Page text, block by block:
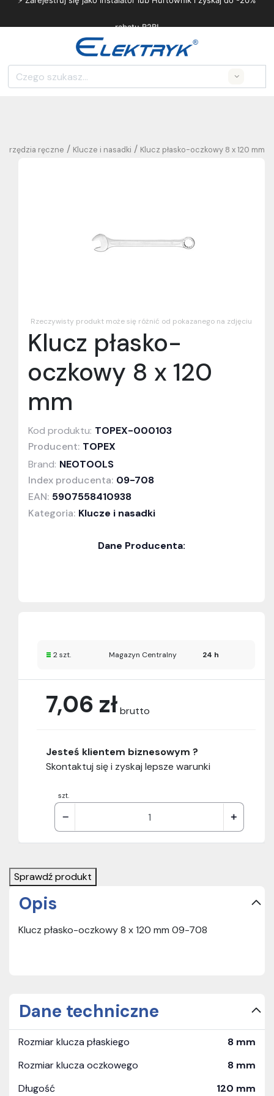
rabatu B2B!
Klucz płasko-oczkowy 8 x 120 mm
/
Klucze i nasadki
/
Narzędzia ręczne
Rzeczywisty produkt może się różnić od pokazanego na zdjęciu
Klucz płasko-
oczkowy 8 x 120
mm
Kod produktu: TOPEX-000103
Producent: TOPEX
Brand: NEOTOOLS
Index producenta: 09-708
EAN: 5907558410938
Kategoria: Klucze i nasadki
Dane Producenta:
7,06 złbrutto
szt.
Jesteś klientem biznesowym ?
Skontaktuj się i zyskaj lepsze warunki
2 szt. Magazyn Centralny 24 h
Sprawdź produkt
Opis
Klucz płasko-oczkowy 8 x 120 mm 09-708
Dane techniczne
Rozmiar klucza płaskiego
8 mm
Rozmiar klucza oczkowego
8 mm
Długość
120 mm